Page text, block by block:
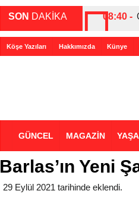
SON DAKİKA 08:40 -
00:27 -
00:35 -
Köşe Yazıları Hakkımızda Künye
GÜNCEL MAGAZİN
Barlas’ın Yeni
29 Eylül 2021 tarihinde eklendi.